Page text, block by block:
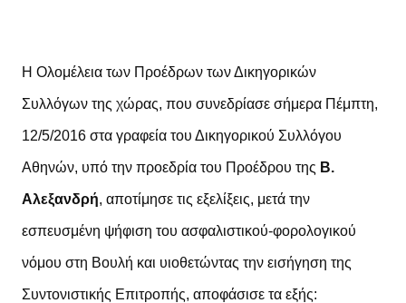
Η Ολομέλεια των Προέδρων των Δικηγορικών
Συλλόγων της χώρας, που συνεδρίασε σήμερα Πέμπτη,
12/5/2016 στα γραφεία του Δικηγορικού Συλλόγου
Αθηνών, υπό την προεδρία του Προέδρου της Β.
Αλεξανδρή, αποτίμησε τις εξελίξεις, μετά την
εσπευσμένη ψήφιση του ασφαλιστικού-φορολογικού
νόμου στη Βουλή και υιοθετώντας την εισήγηση της
Συντονιστικής Επιτροπής, αποφάσισε τα εξής: